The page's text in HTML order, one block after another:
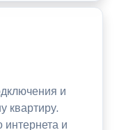
и
квартиру.
и